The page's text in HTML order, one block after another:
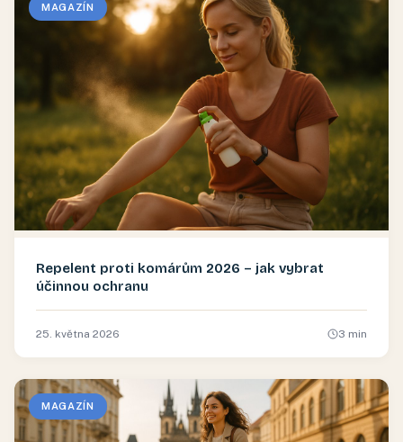
MAGAZÍN
Repelent proti komárům 2026 – jak vybrat
účinnou ochranu
25. května 2026 3 min
MAGAZÍN